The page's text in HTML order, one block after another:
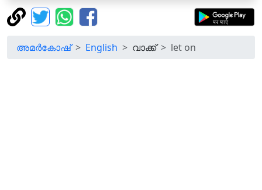
അമർകോഷ് English വാക്ക് let on